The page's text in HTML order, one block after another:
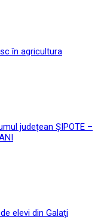
în agricultura
județean ȘIPOTE –
elevi din Galați